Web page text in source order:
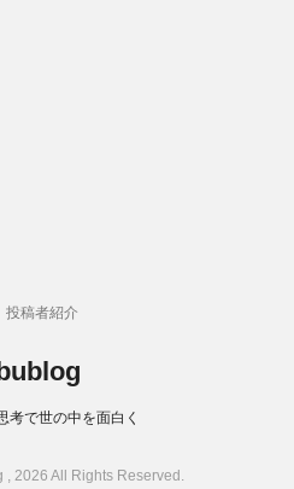
投稿者紹介
考で世の中を面白く
2026 All Rights Reserved.